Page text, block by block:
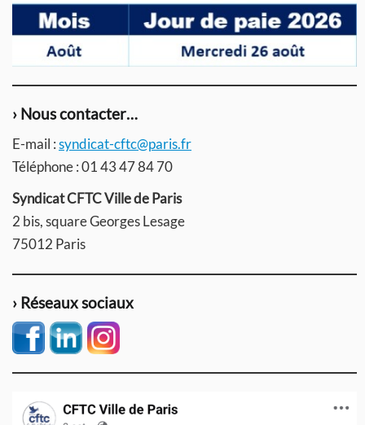
› Nous contacter…
E-mail :syndicat-cftc@paris.fr
Téléphone : 01 43 47 84 70
Syndicat CFTC Ville de Paris
2 bis, square Georges Lesage
75012 Paris
› Réseaux sociaux